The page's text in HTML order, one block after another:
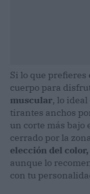
Si lo que
cuerpo para
muscular, lo
tirantes anchos
un corte más bajo
cerrado por la
elección del
aunque lo
con tu